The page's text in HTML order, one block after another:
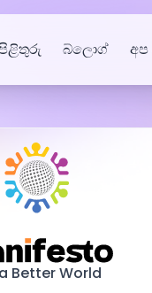
බ්ලොග්
Better World